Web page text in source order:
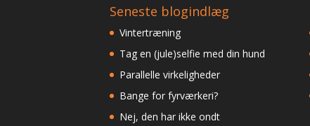
Seneste blogindlæg
Vintertræning
Tag en (jule)selfie med din hund
Parallelle virkeligheder
Bange for fyrværkeri?
Nej, den har ikke ondt